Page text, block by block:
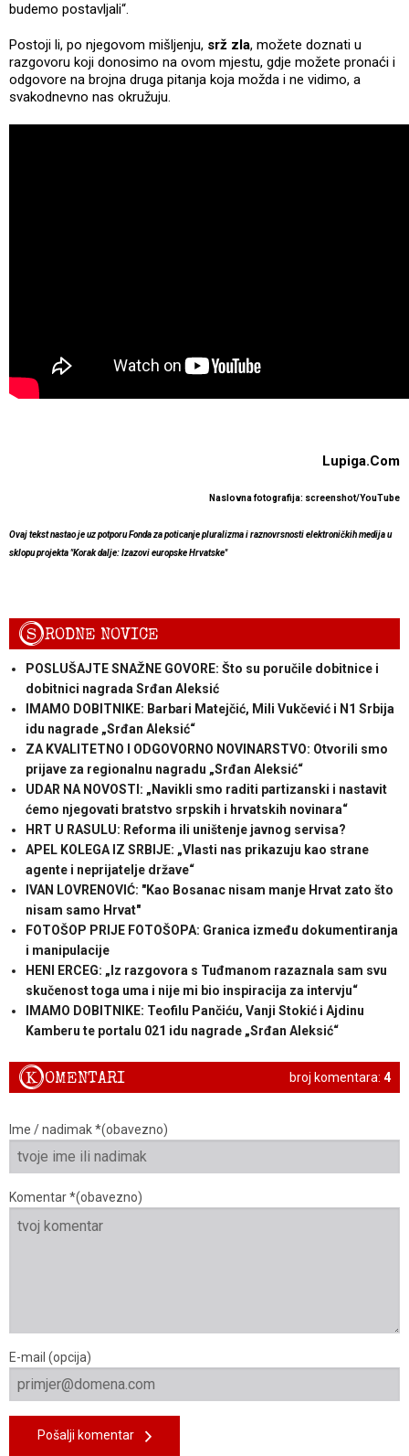
budemo postavljali“.
Postoji li, po njegovom mišljenju, srž zla, možete doznati u
razgovoru koji donosimo na ovom mjestu, gdje možete pronaći i
odgovore na brojna druga pitanja koja možda i ne vidimo, a
svakodnevno nas okružuju.
Lupiga.Com
Naslovna fotografija: screenshot/YouTube
Ovaj tekst nastao je uz potporu Fonda za poticanje pluralizma i raznovrsnosti elektroničkih medija u
sklopu projekta "Korak dalje: Izazovi europske Hrvatske"
SRODNE NOVICE
POSLUŠAJTE SNAŽNE GOVORE: Što su poručile dobitnice i
dobitnici nagrada Srđan Aleksić
IMAMO DOBITNIKE: Barbari Matejčić, Mili Vukčević i N1 Srbija
idu nagrade „Srđan Aleksić“
ZA KVALITETNO I ODGOVORNO NOVINARSTVO: Otvorili smo
prijave za regionalnu nagradu „Srđan Aleksić“
UDAR NA NOVOSTI: „Navikli smo raditi partizanski i nastavit
ćemo njegovati bratstvo srpskih i hrvatskih novinara“
HRT U RASULU: Reforma ili uništenje javnog servisa?
APEL KOLEGA IZ SRBIJE: „Vlasti nas prikazuju kao strane
agente i neprijatelje države“
IVAN LOVRENOVIĆ: "Kao Bosanac nisam manje Hrvat zato što
nisam samo Hrvat"
FOTOŠOP PRIJE FOTOŠOPA: Granica između dokumentiranja
i manipulacije
HENI ERCEG: „Iz razgovora s Tuđmanom razaznala sam svu
skučenost toga uma i nije mi bio inspiracija za intervju“
IMAMO DOBITNIKE: Teofilu Pančiću, Vanji Stokić i Ajdinu
Kamberu te portalu 021 idu nagrade „Srđan Aleksić“
broj komentara: 4
KOMENTARI
Ime / nadimak *(obavezno)
Komentar *(obavezno)
E-mail (opcija)
Pošalji komentar